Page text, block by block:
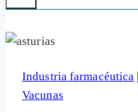
Industria farmacéutica
Vacunas